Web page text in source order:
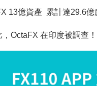
13億資產 累計達29.6億
，OctaFX 在印度被調查